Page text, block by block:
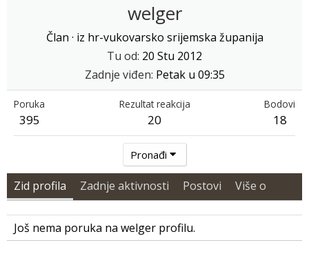
welger
Član · iz hr-vukovarsko srijemska županija
Tu od 20 Stu 2012
Zadnje viđen Petak u 09:35
Poruka
395
Rezultat reakcija
20
Bodovi
18
Pronađi
Zid profila Zadnje aktivnosti Postovi Više o
Još nema poruka na welger profilu.